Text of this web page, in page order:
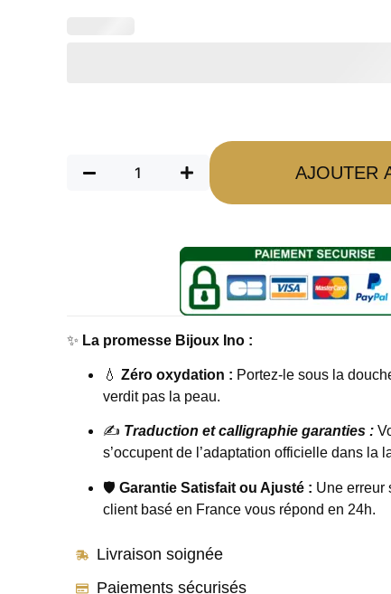
AJOUTER
✨ La promesse Bijoux Ino :
💧 Zéro oxydation : Portez-le sous la
verdit pas la peau.
✍️ Traduction et calligraphie garanties :
s’occupent de l’adaptation officielle dans la
🛡️ Garantie Satisfait ou Ajusté : Une erreur
client basé en France vous répond en 24h.
Livraison soignée
Paiements sécurisés